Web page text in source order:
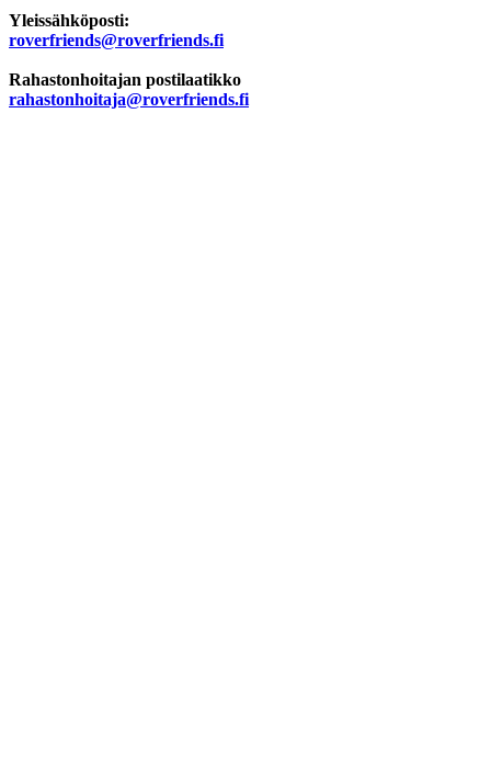
Yleissähköposti:
roverfriends@roverfriends.fi
Rahastonhoitajan postilaatikko
rahastonhoitaja@roverfriends.fi